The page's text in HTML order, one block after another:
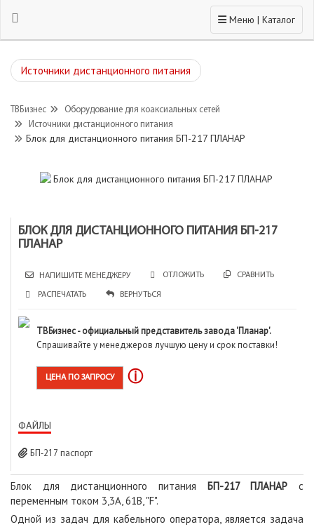
Toggle navigation
Меню | Каталог
Источники дистанционного питания
ТВБизнес
Оборудование для коаксиальных сетей
Источники дистанционного питания
Блок для дистанционного питания БП-217 ПЛАНАР
БЛОК ДЛЯ ДИСТАНЦИОННОГО ПИТАНИЯ БП-217
ПЛАНАР
НАПИШИТЕ МЕНЕДЖЕРУ ОТЛОЖИТЬ СРАВНИТЬ
РАСПЕЧАТАТЬ ВЕРНУТЬСЯ
ТВБизнес - официальный представитель завода 'Планар'.
Спрашивайте у менеджеров лучшую цену и срок поставки!
ЦЕНА ПО ЗАПРОСУ ⓘ
ФАЙЛЫ
БП-217 паспорт
Блок для дистанционного питания БП-217 ПЛАНАР с
переменным током 3,3А, 61В, "F".
Одной из задач для кабельного оператора, является задача